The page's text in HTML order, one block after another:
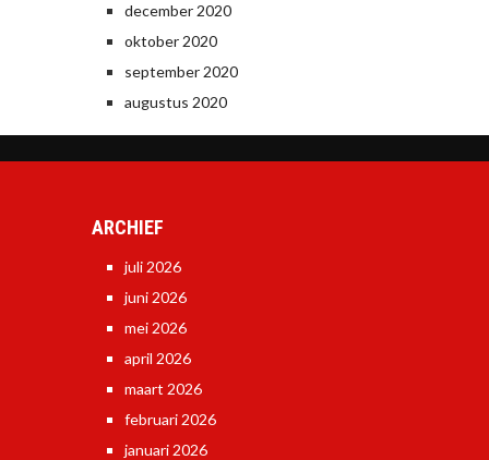
december 2020
oktober 2020
september 2020
augustus 2020
ARCHIEF
juli 2026
juni 2026
mei 2026
april 2026
maart 2026
februari 2026
januari 2026